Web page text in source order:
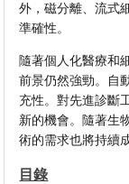
外，磁分離、流式
準確性。
隨著個人化醫療和
前景仍然強勁。自
充性。對先進診斷
新的機會。隨著生
術的需求也將持續
目錄